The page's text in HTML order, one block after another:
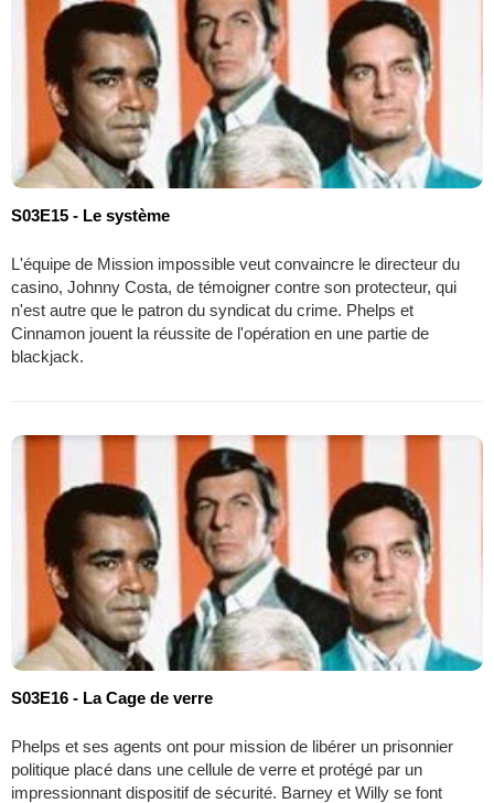
S03E15 - Le système
L'équipe de Mission impossible veut convaincre le directeur du
casino, Johnny Costa, de témoigner contre son protecteur, qui
n'est autre que le patron du syndicat du crime. Phelps et
Cinnamon jouent la réussite de l'opération en une partie de
blackjack.
S03E16 - La Cage de verre
Phelps et ses agents ont pour mission de libérer un prisonnier
politique placé dans une cellule de verre et protégé par un
impressionnant dispositif de sécurité. Barney et Willy se font